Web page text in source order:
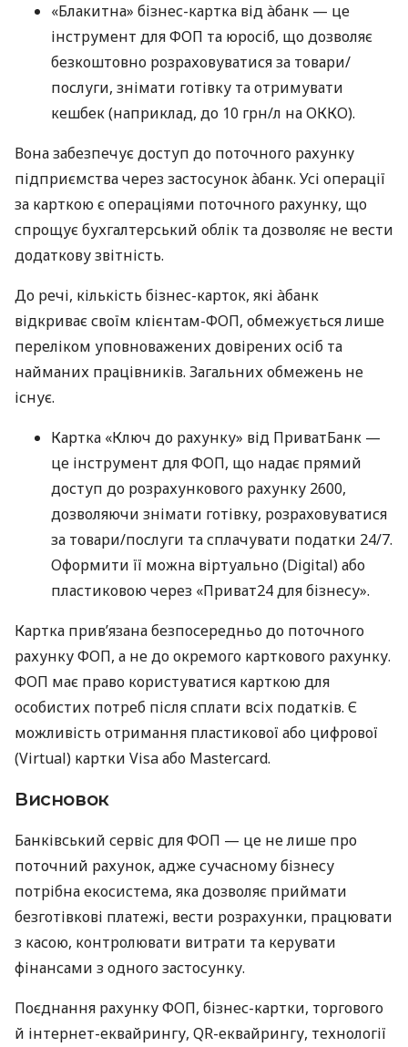
«Блакитна» бізнес-картка від àбанк — це
інструмент для ФОП та юросіб, що дозволяє
безкоштовно розраховуватися за товари/
послуги, знімати готівку та отримувати
кешбек (наприклад, до 10 грн/л на ОККО).
Вона забезпечує доступ до поточного рахунку
підприємства через застосунок àбанк. Усі операції
за карткою є операціями поточного рахунку, що
спрощує бухгалтерський облік та дозволяє не вести
додаткову звітність.
До речі, кількість бізнес-карток, які àбанк
відкриває своїм клієнтам-ФОП, обмежується лише
переліком уповноважених довірених осіб та
найманих працівників. Загальних обмежень не
існує.
Картка «Ключ до рахунку» від ПриватБанк —
це інструмент для ФОП, що надає прямий
доступ до розрахункового рахунку 2600,
дозволяючи знімати готівку, розраховуватися
за товари/послуги та сплачувати податки 24/7.
Оформити її можна віртуально (Digital) або
пластиковою через «Приват24 для бізнесу».
Картка прив’язана безпосередньо до поточного
рахунку ФОП, а не до окремого карткового рахунку.
ФОП має право користуватися карткою для
особистих потреб після сплати всіх податків. Є
можливість отримання пластикової або цифрової
(Virtual) картки Visa або Mastercard.
Висновок
Банківський сервіс для ФОП — це не лише про
поточний рахунок, адже сучасному бізнесу
потрібна екосистема, яка дозволяє приймати
безготівкові платежі, вести розрахунки, працювати
з касою, контролювати витрати та керувати
фінансами з одного застосунку.
Поєднання рахунку ФОП, бізнес-картки, торгового
й інтернет-еквайрингу, QR-еквайрингу, технології